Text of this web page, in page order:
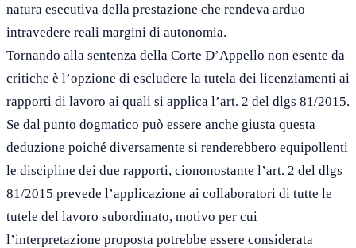
natura esecutiva della prestazione che rendeva arduo
intravedere reali margini di autonomia.
Tornando alla sentenza della Corte D’Appello non esente da
critiche è l’opzione di escludere la tutela dei licenziamenti ai
rapporti di lavoro ai quali si applica l’art. 2 del dlgs 81/2015.
Se dal punto dogmatico può essere anche giusta questa
deduzione poiché diversamente si renderebbero equipollenti
le discipline dei due rapporti, ciononostante l’art. 2 del dlgs
81/2015 prevede l’applicazione ai collaboratori di tutte le
tutele del lavoro subordinato, motivo per cui
l’interpretazione proposta potrebbe essere considerata